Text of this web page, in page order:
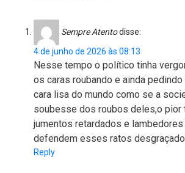
Sempre Atentodisse:
4 de junho de 2026 às 08:13
Nesse tempo o político tinha
os caras roubando e ainda
cara lisa do mundo como se a
soubesse dos roubos deles,o pior
jumentos retardados e
defendem esses ratos
Reply